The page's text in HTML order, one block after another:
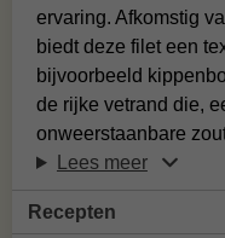
ervaring. Afkomstig
biedt deze filet een
bijvoorbeeld
de rijke vetrand die,
onweerstaanbare
Lees meer
Recepten